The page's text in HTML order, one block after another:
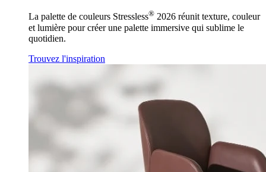
La palette de couleurs Stressless® 2026 réunit texture, couleur
et lumière pour créer une palette immersive qui sublime le
quotidien.
Trouvez l'inspiration